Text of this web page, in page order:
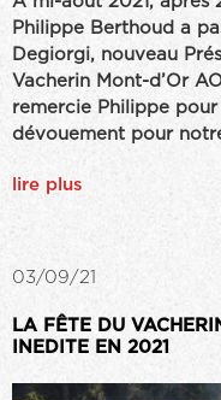
Philippe Berthoud a
Degiorgi, nouveau
Vacherin Mont-d’Or
remercie Philippe
dévouement pour
lire plus
03/09/21
LA FÊTE DU
INEDITE EN 2021